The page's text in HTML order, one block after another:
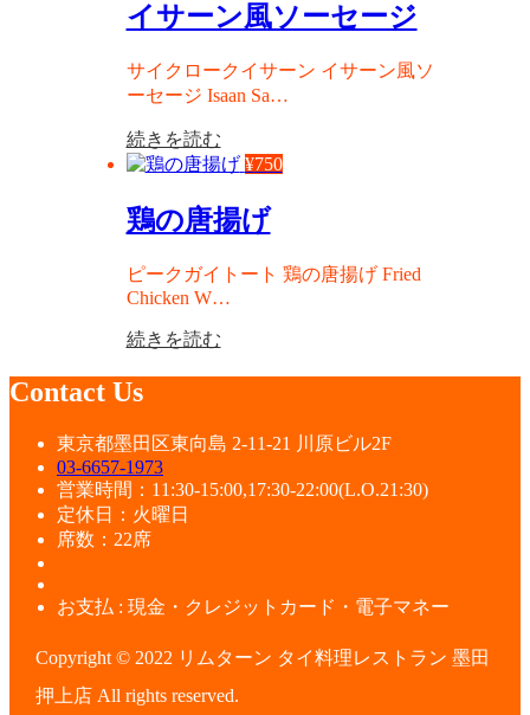
イサーン風ソーセージ
サイクロークイサーン イサーン風ソ
ーセージ Isaan Sa…
続きを読む
¥750
鶏の唐揚げ
ピークガイトート 鶏の唐揚げ Fried
Chicken W…
続きを読む
Contact Us
東京都墨田区東向島 2-11-21 川原ビル2F
03-6657-1973
営業時間：11:30-15:00,17:30-22:00(L.O.21:30)
定休日：火曜日
席数：22席
お支払 : 現金・クレジットカード・電子マネー
Copyright © 2022 リムターン タイ料理レストラン 墨田
押上店 All rights reserved.